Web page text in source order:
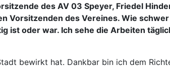
des AV 03 Speyer, Friedel
Vorsitzenden des Vereines. Wie
oder war. Ich sehe die Arbeiten
bewirkt hat. Dankbar bin ich dem